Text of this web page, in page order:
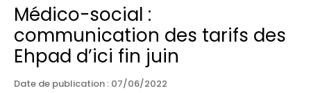
Médico-social :
communication des tarifs des
Ehpad d’ici fin juin
Date de publication : 07/06/2022